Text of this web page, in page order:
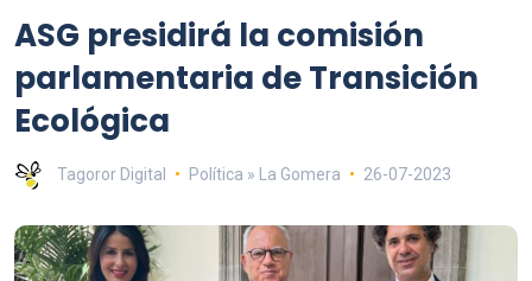
ASG presidirá la comisión
parlamentaria de Transición
Ecológica
Tagoror Digital Política » La Gomera 26-07-2023